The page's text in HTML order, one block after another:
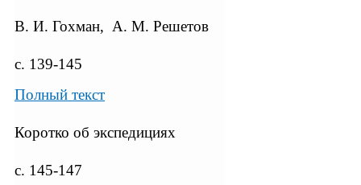
В. И. Гохман, А. М. Решетов
с. 139-145
Полный текст
Коротко об экспедициях
с. 145-147